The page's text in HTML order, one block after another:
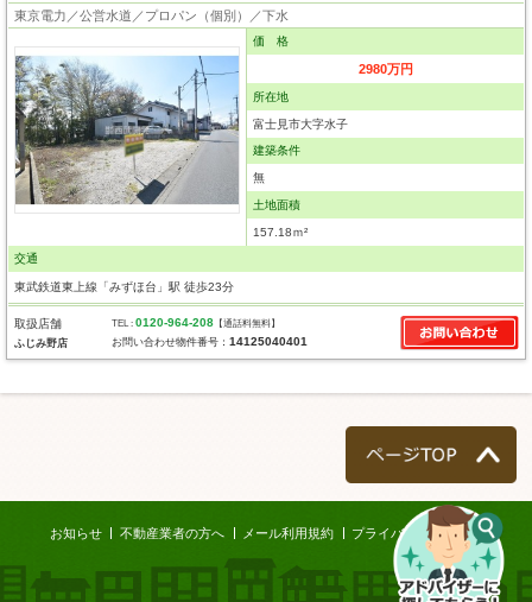
東京電力／公営水道／プロパン（個別）／下水
価 格
2980万円
所在地
富士見市大字水子
建築条件
無
土地面積
157.18ｍ²
交通
東武鉄道東上線「みずほ台」駅 徒歩23分
取扱店舗
ふじみ野店
TEL :0120-964-208 【通話料無料】
お問い合わせ物件番号：14125040401
お知らせ 不動産業者の方へ メール利用規約 プライバシーポリシー